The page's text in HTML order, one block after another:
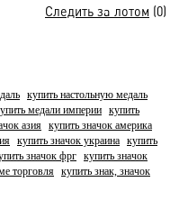
Следить за лотом (0)
купить настольную медаль
медали империи
купить
азия
купить значок америка
купить значок украина
купить
значок фрг
купить значок
торговля
купить знак, значок